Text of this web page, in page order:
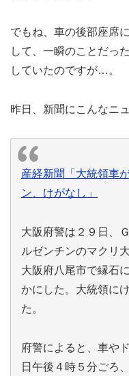
でもね、車の後部座席
して、一瞬のことだっ
していたのですが…。
昨日、新聞にこんなニュ
産経新聞「大統領車
ン、けがなし」
大阪府警は２９日、
ルゼンチンのマクリ
大阪府八尾市で縁石
かにした。大統領に
た。
府警によると、車や
日午後４時５分ごろ